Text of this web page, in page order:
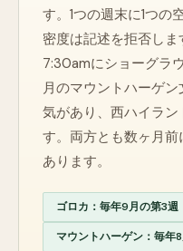
す。1つの週末に1つの
密度は記述を拒否しま
7:30amにショーグラ
月のマウントハーゲン
気があり、西ハイラン
す。両方とも数ヶ月前
あります。
ゴロカ：毎年9月の第3週
マウントハーゲン：毎年